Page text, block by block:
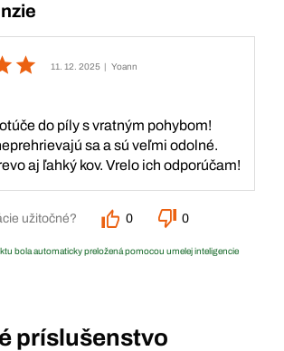
11. 12. 2025 | Yoann
do píly s vratným pohybom!
sa a sú veľmi odolné.
aj ľahký kov. Vrelo ich odporúčam!
užitočné? 0 0
bola automaticky preložená pomocou umelej inteligencie
príslušenstvo